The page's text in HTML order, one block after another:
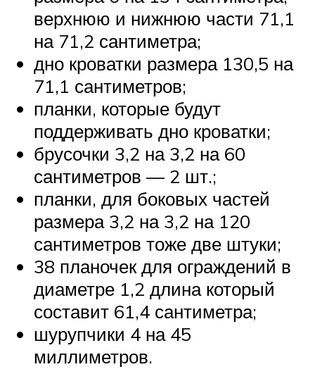
верхнюю и нижнюю части 71,1
на 71,2 сантиметра;
дно кроватки размера 130,5 на
71,1 сантиметров;
планки, которые будут
поддерживать дно кроватки;
брусочки 3,2 на 3,2 на 60
сантиметров — 2 шт.;
планки, для боковых частей
размера 3,2 на 3,2 на 120
сантиметров тоже две штуки;
38 планочек для ограждений в
диаметре 1,2 длина который
составит 61,4 сантиметра;
шурупчики 4 на 45
миллиметров.